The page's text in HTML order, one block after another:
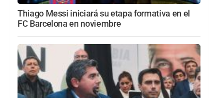
Thiago Messi iniciará su etapa formativa en el
FC Barcelona en noviembre